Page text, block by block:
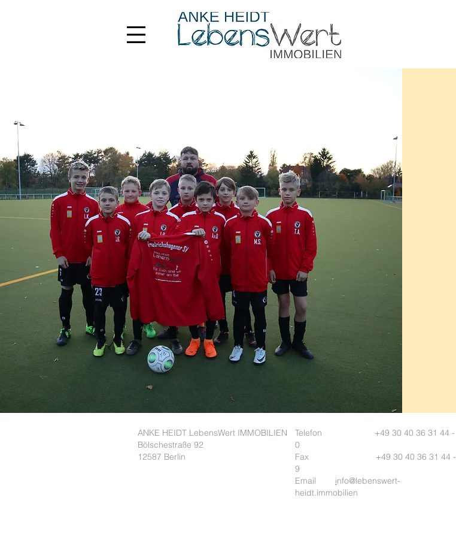
ANKE HEIDT LebensWert IMMOBILIEN
Bölschestraße 92
12587 Berlin
Telefon +49 30 40 36 31 44 -
0
Fax +49 30 40 36 31 44 -
9
Email info@lebenswert-
heidt.immobilien